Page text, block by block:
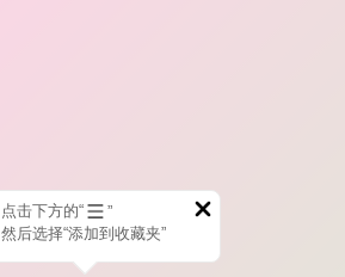
点击下方的“
”
然后选择“添加到收藏夹”